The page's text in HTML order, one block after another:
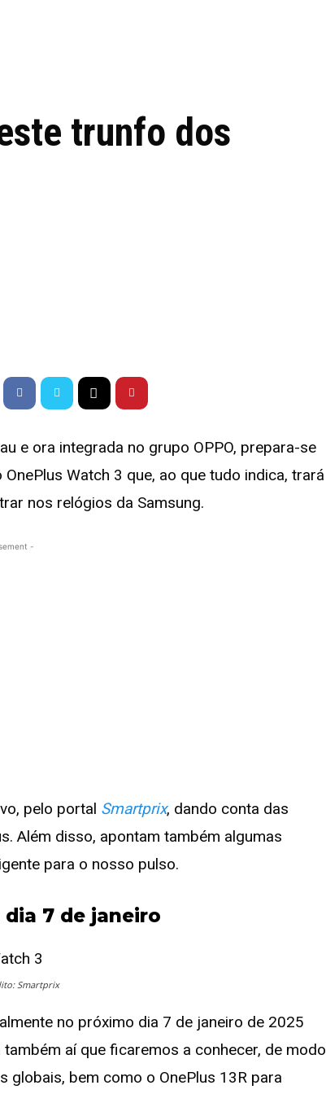
trunfo dos
e ora integrada no grupo OPPO, prepara-se
Watch 3 que, ao que tudo indica, trará
nos relógios da Samsung.
-
pelo portal Smartprix, dando conta das
Além disso, apontam também algumas
para o nosso pulso.
7 de janeiro
Smartprix
no próximo dia 7 de janeiro de 2025
aí que ficaremos a conhecer, de modo
globais, bem como o OnePlus 13R para